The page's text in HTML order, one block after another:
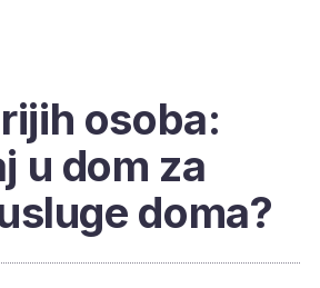
osoba:
u dom za
doma?